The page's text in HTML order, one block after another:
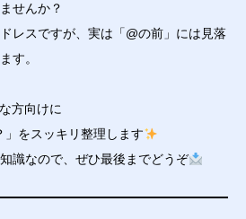
せんか？
レスですが、実は「@の前」には見落
す。
方向けに
」をスッキリ整理します
識なので、ぜひ最後までどうぞ